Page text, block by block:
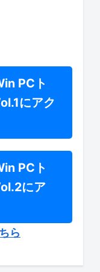
PCト
にアク
PCト
にア
ら